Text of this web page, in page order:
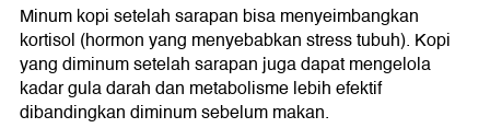
Minum kopi setelah sarapan bisa menyeimbangkan
kortisol (hormon yang menyebabkan stress tubuh). Kopi
yang diminum setelah sarapan juga dapat mengelola
kadar gula darah dan metabolisme lebih efektif
dibandingkan diminum sebelum makan.